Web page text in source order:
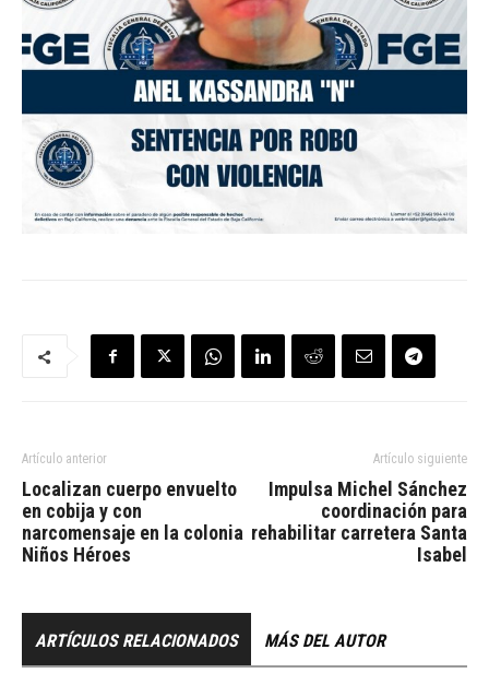
Artículo anterior
Localizan cuerpo envuelto
en cobija y con
narcomensaje en la colonia
Niños Héroes
Artículo siguiente
Impulsa Michel Sánchez
coordinación para
rehabilitar carretera Santa
Isabel
ARTÍCULOS RELACIONADOS MÁS DEL AUTOR